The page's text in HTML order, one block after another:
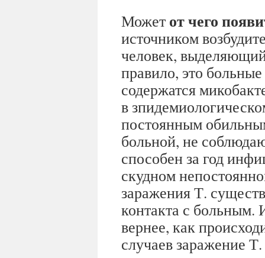
Может от чего
источником
человек,
правило, это
содержатся
в
постоянным
больной, не
способен за год
скудном
заражения Т.
контакта с больным.
вернее, как
случаев заражение